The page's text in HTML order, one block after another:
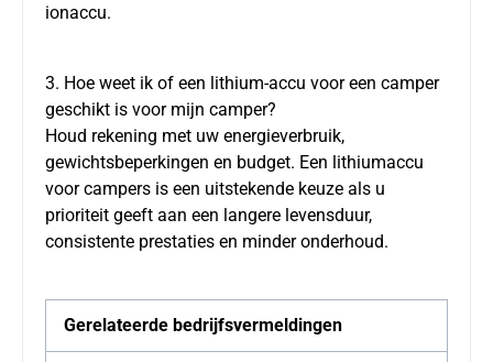
ionaccu.
3. Hoe weet ik of een lithium-accu voor een camper
geschikt is voor mijn camper?
Houd rekening met uw energieverbruik,
gewichtsbeperkingen en budget. Een lithiumaccu
voor campers is een uitstekende keuze als u
prioriteit geeft aan een langere levensduur,
consistente prestaties en minder onderhoud.
Gerelateerde bedrijfsvermeldingen